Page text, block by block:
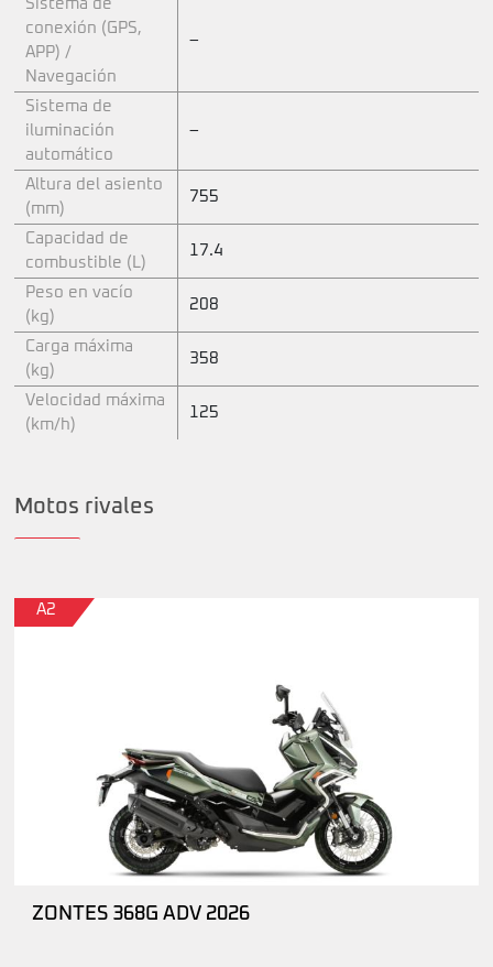
Sistema de
conexión (GPS,
APP) /
Navegación
–
Sistema de
iluminación
automático
–
Altura del asiento
(mm)
755
Capacidad de
combustible (L)
17.4
Peso en vacío
(kg)
208
Carga máxima
(kg)
358
Velocidad máxima
(km/h)
125
Motos rivales
A2
ZONTES 368G ADV 2026